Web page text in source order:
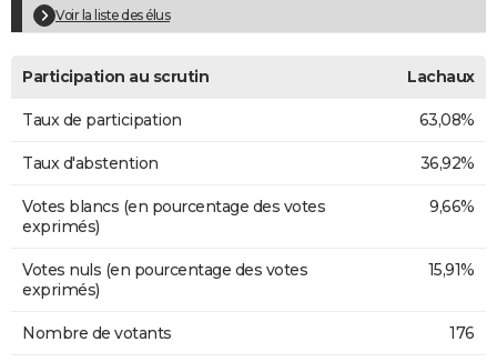
S'inscrire
Se connecter
Lycées
Collèges
Primaires
Universités
Entreprises
Service militaire
Avis de recherche
AVIS DE DÉCÈS
FORUM
Voir la liste des élus
Participation au scrutin Lachaux
Taux de participation 63,08%
Taux d'abstention 36,92%
Votes blancs (en pourcentage des votes
exprimés)
9,66%
Votes nuls (en pourcentage des votes
exprimés)
15,91%
Nombre de votants 176